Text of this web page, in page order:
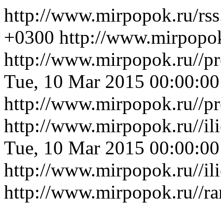
http://www.mirpopok.ru/
+0300 http://
http://www.mirpopok.ru//
Tue, 10 Mar 2015
http://www.mirpopok.ru//
http://www.mirpopok.ru//
Tue, 10 Mar 2015
http://www.mirpopok.ru//
http://www.mirpopok.ru//